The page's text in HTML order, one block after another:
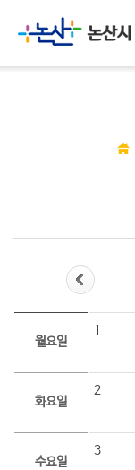
월요일
1
화요일
2
수요일
3